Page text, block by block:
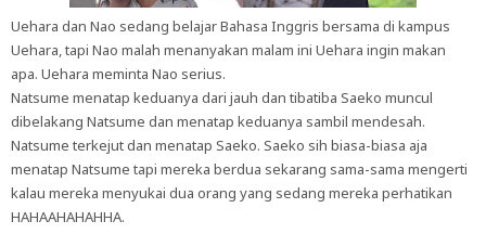
Uehara dan Nao sedang belajar Bahasa Inggris bersama di kampus
Uehara, tapi Nao malah menanyakan malam ini Uehara ingin makan
apa. Uehara meminta Nao serius.
Natsume menatap keduanya dari jauh dan tibatiba Saeko muncul
dibelakang Natsume dan menatap keduanya sambil mendesah.
Natsume terkejut dan menatap Saeko. Saeko sih biasa-biasa aja
menatap Natsume tapi mereka berdua sekarang sama-sama mengerti
kalau mereka menyukai dua orang yang sedang mereka perhatikan
HAHAAHAHAHHA.